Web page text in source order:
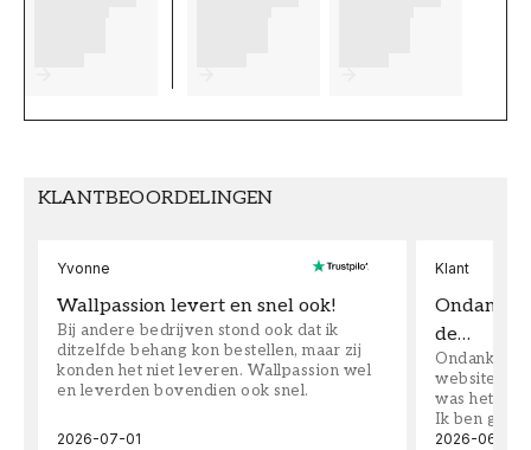
KLANTBEOORDELINGEN
Yvonne
Wallpassion levert en snel ook!
Bij andere bedrijven stond ook dat ik
ditzelfde behang kon bestellen, maar zij
konden het niet leveren. Wallpassion wel
en leverden bovendien ook snel.
2026-07-01
Klant
Ondanks
de…
Ondanks
website
was het
Ik ben
2026-06-08